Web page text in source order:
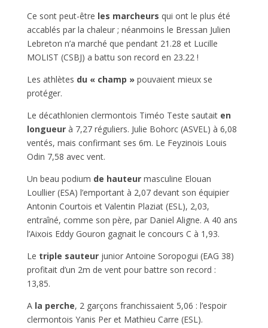
Ce sont peut-être les marcheurs qui ont le plus été
accablés par la chaleur ; néanmoins le Bressan Julien
Lebreton n’a marché que pendant 21.28 et Lucille
MOLIST (CSBJ) a battu son record en 23.22 !
Les athlètes du « champ » pouvaient mieux se
protéger.
Le décathlonien clermontois Timéo Teste sautait en
longueurà 7,27 réguliers. Julie Bohorc (ASVEL) à 6,08
ventés, mais confirmant ses 6m. Le Feyzinois Louis
Odin 7,58 avec vent.
Un beau podium de hauteurmasculine Elouan
Loullier (ESA) l’emportant à 2,07 devant son équipier
Antonin Courtois et Valentin Plaziat (ESL), 2,03,
entraîné, comme son père, par Daniel Aligne. A 40 ans
l’Aixois Eddy Gouron gagnait le concours C à 1,93.
Le triple sauteurjunior Antoine Soropogui (EAG 38)
profitait d’un 2m de vent pour battre son record :
13,85.
A la perche, 2 garçons franchissaient 5,06 : l’espoir
clermontois Yanis Per et Mathieu Carre (ESL).